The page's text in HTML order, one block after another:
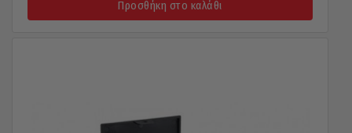
Προσθήκη στο καλάθι